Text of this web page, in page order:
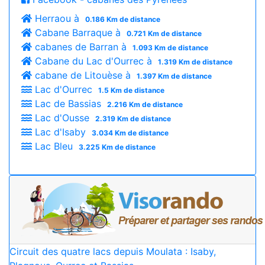
Herraou à
0.186 Km de distance
Cabane Barraque à 0.721 Km de distance
cabanes de Barran à 1.093 Km de distance
Cabane du Lac d'Ourrec à 1.319 Km de distance
cabane de Litouèse à 1.397 Km de distance
Lac d'Ourrec 1.5 Km de distance
Lac de Bassias 2.216 Km de distance
Lac d'Ousse 2.319 Km de distance
Lac d'Isaby 3.034 Km de distance
Lac Bleu 3.225 Km de distance
Circuit des quatre lacs depuis Moulata : Isaby,